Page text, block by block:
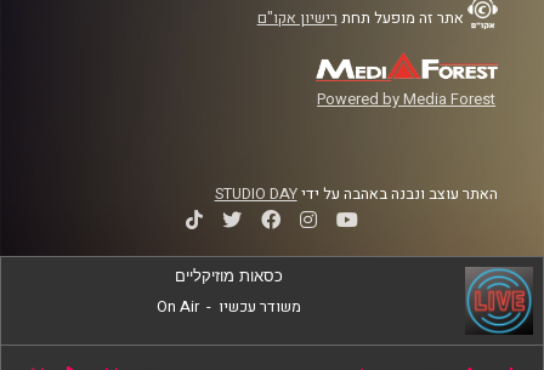
אתר זה מופעל תחת רישיון אקו"ם
Powered by Media Forest
האתר עוצב ונבנה באהבה על ידיSTUDIO DAY
כסאות מוזיקליים
משודר עכשיו -
On Air